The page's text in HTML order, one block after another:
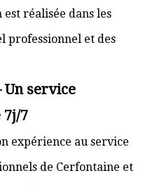
réalisée dans les
professionnel et des
Un service
7j/7
expérience au service
de Cerfontaine et